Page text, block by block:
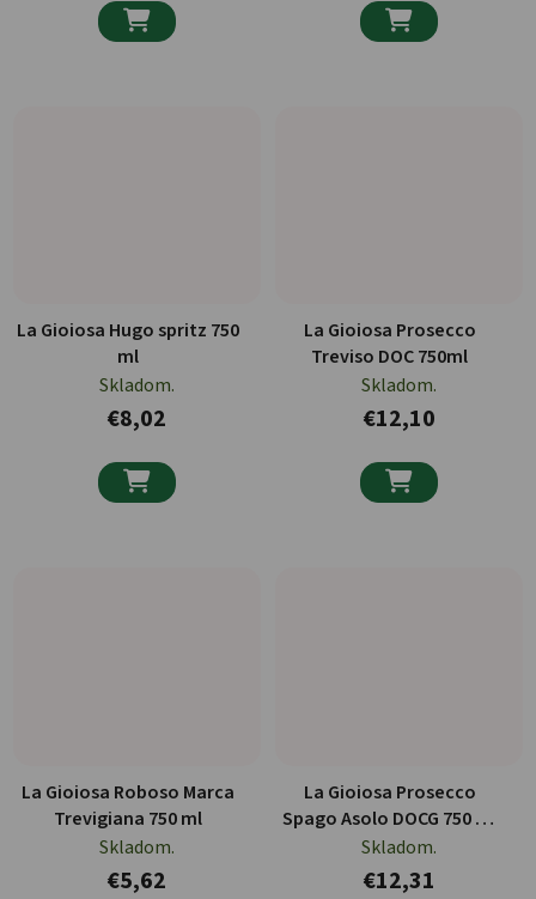
 
La Gioiosa Hugo spritz 750
ml
Skladom.
€8,02

La Gioiosa Prosecco
Treviso DOC 750ml
Skladom.
€12,10

La Gioiosa Roboso Marca
Trevigiana 750 ml
Skladom.
€5,62
La Gioiosa Prosecco
Spago Asolo DOCG 750 ml
BIO
Skladom.
€12,31